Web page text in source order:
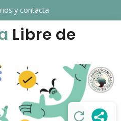
y contacta
Libre de